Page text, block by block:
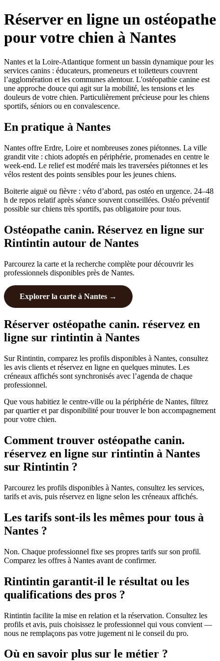
Réserver en ligne un ostéopathe
pour votre chien à Nantes
Nantes et la Loire-Atlantique forment un bassin dynamique pour les
services canins : éducateurs, promeneurs et toiletteurs couvrent
l’agglomération et les communes alentour. L'ostéopathie canine est
une approche douce qui agit sur la mobilité, les tensions et les
douleurs de votre chien. Particulièrement précieuse pour les chiens
sportifs, séniors ou en convalescence.
En pratique à Nantes
Nantes offre Erdre, Loire et nombreuses zones piétonnes. La ville
grandit vite : chiots adoptés en périphérie, promenades en centre le
week-end. Le relief est modéré mais les traversées piétonnes et les
vélos restent des points sensibles pour les jeunes chiens.
Boiterie aiguë ou fièvre : véto d’abord, pas ostéo en urgence. 24–48
h de repos relatif après séance souvent conseillées. Ostéo préventif
possible sur chiens très sportifs, pas obligatoire pour tous.
Ostéopathe canin. Réservez en ligne sur
Rintintin autour de Nantes
Parcourez la carte et la recherche complète pour découvrir les
professionnels disponibles près de Nantes.
Explorer la carte à Nantes →
Réserver ostéopathe canin. réservez en
ligne sur rintintin à Nantes
Sur Rintintin, comparez les profils disponibles à Nantes, consultez
les avis clients et réservez en ligne en quelques minutes. Les
créneaux affichés sont synchronisés avec l’agenda de chaque
professionnel.
Que vous habitiez le centre-ville ou la périphérie de Nantes, filtrez
par quartier et par disponibilité pour trouver le bon accompagnement
pour votre chien.
Comment trouver ostéopathe canin.
réservez en ligne sur rintintin à Nantes
sur Rintintin ?
Parcourez les profils disponibles à Nantes, consultez les services,
tarifs et avis, puis réservez en ligne selon les créneaux affichés.
Les tarifs sont-ils les mêmes pour tous à
Nantes ?
Non. Chaque professionnel fixe ses propres tarifs sur son profil.
Comparez les offres à Nantes avant de confirmer.
Rintintin garantit-il le résultat ou les
qualifications des pros ?
Rintintin facilite la mise en relation et la réservation. Consultez les
profils et avis, puis choisissez le professionnel qui vous convient —
nous ne remplaçons pas votre jugement ni le conseil du pro.
Où en savoir plus sur le métier ?